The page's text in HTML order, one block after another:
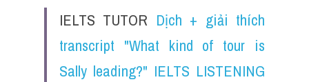
IELTS TUTOR Dịch + giải thích
transcript "What kind of tour is
Sally leading?" IELTS LISTENING